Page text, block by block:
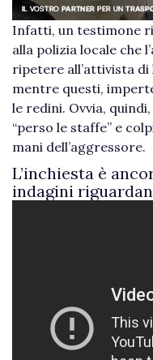
Infatti, un testimone
alla polizia locale che
ripetere all’attivista di
mentre questi,
le redini. Ovvia,
“perso le staffe” e
mani dell’aggressore.
L’inchiesta è
indagini